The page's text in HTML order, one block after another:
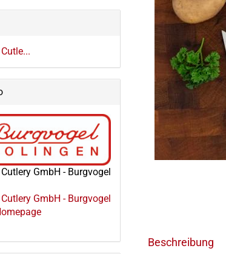
Beschreibung
Cutlery GmbH - Burgvogel
Cutlery GmbH - Burgvogel